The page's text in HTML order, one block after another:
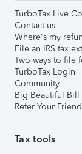
TurboTax Live
Contact us
Where's my
File an IRS tax
Two ways to file
TurboTax Login
Community
Big Beautiful Bill
Refer Your
Tax tools